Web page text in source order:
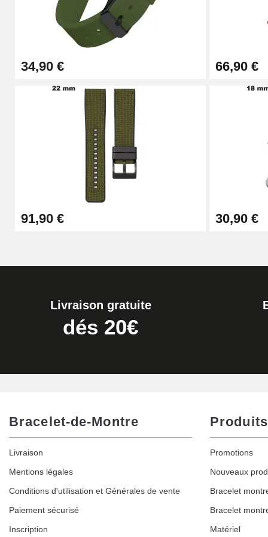
Kit Horlogerie Débutant
26,90 €
Boîte Pompe Bracelet Montre - Diamètre
14,08 €
Boîte Pompe pour Bracelet Montre -
19,90 €
Extracteur de Bracelet de Montre Facile
34,90 € 66,90 €
91,90 € 30,90 €
Livraison gratuite
dés 20€
Bracelet-de-Montre
Livraison
Mentions légales
Conditions d'utilisation et Générales de vente
Paiement sécurisé
Inscription
Produits
Promotions
Nouveaux
Bracelet
Bracelet
Matériel